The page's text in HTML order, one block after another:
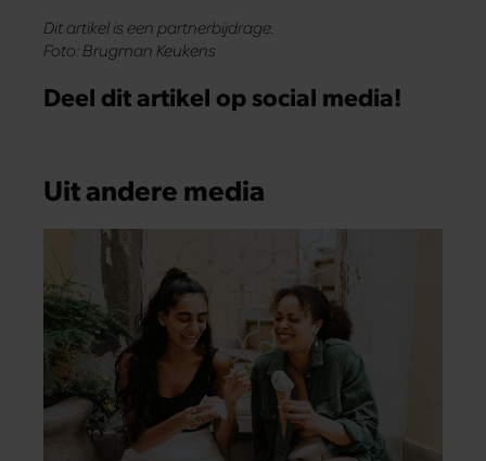
Dit artikel is een partnerbijdrage.
Foto: Brugman Keukens
Deel dit artikel op social media!
Uit andere media